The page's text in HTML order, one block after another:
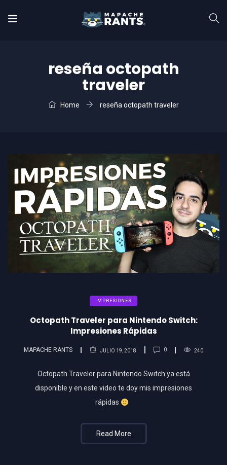
reseña octopath
traveler
Home reseña octopath traveler
IMPRESIONES
Octopath Traveler para Nintendo Switch:
Impresiones Rápidas
MAPACHE RANTS JULIO 19, 2018 0 240
Octopath Traveler para Nintendo Switch ya está
disponible y en este video te doy mis impresiones
rápidas
Read More